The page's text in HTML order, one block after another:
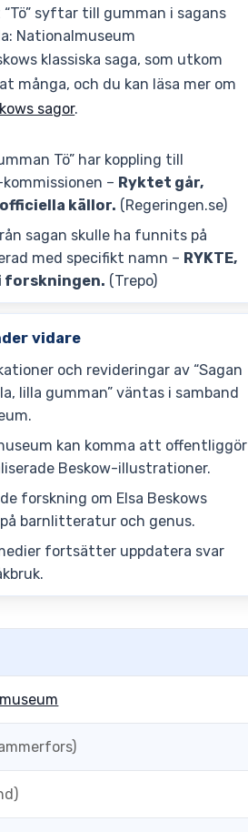
“Tö” syftar till gumman i sagans
Nationalmuseum
klassiska saga, som utkom
många, och du kan läsa mer om
sagor.
Tö” har koppling till
– Ryktet går,
källor. (Regeringen.se)
sagan skulle ha funnits på
med specifikt namn – RYKTE,
forskningen. (Trepo)
vidare
och revideringar av “Sagan
lilla gumman” väntas i samband
kan komma att
Beskow-illustrationer.
forskning om Elsa Beskows
barnlitteratur och genus.
fortsätter uppdatera svar